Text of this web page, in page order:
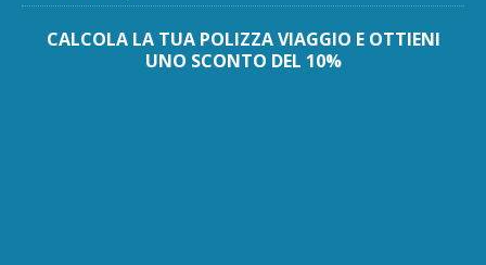
CALCOLA LA TUA POLIZZA VIAGGIO E OTTIENI
UNO SCONTO DEL 10%